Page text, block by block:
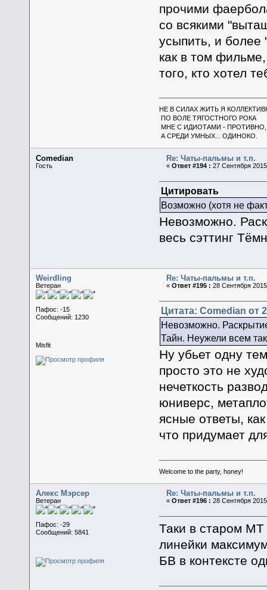
прочими
со всякими
усыпить, и более
как в том
того, кто хотел
НЕ В СИЛАХ ЖИТЬ Я
ПО ВОЛЕ ТЯГОСТНОГО РОКА
МНЕ С ИДИОТАМИ - ПРОТИВНО,
А СРЕДИ УМНЫХ... ОДИНОКО.
Comedian
Гость
Re: Чаты-пальмы и т.п.
«Ответ #194 : 27 Сентября
Цитировать
Возможно (хотя не
Невозможно.
весь сэттинг
Weirdling
Ветеран
Пафос: -15
Сообщений: 1230
Misfit
Re: Чаты-пальмы и т.п.
«Ответ #195 : 28 Сентября
Цитата: Comedian от
Невозможно.
Тайн. Неужели всем
Ну убьет одну
просто это не
нечеткость
юниверс,
ясные ответы,
что придумает
Welcome to the party, honey!
Алекс Мэрсер
Ветеран
Пафос: -29
Сообщений: 5841
Re: Чаты-пальмы и т.п.
«Ответ #196 : 28 Сентября
Таки в старом МТ
линейки
БВ в контексте